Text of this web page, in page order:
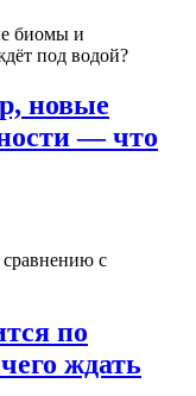
новые
— что
по
ждать